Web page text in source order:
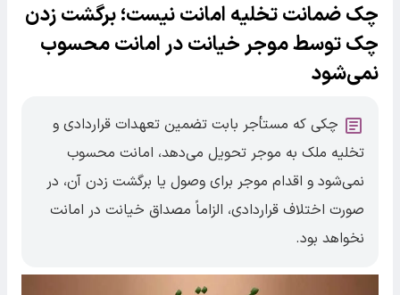
چک ضمانت تخلیه امانت نیست؛ برگشت زدن
چک توسط موجر خیانت در امانت محسوب
نمی‌شود
چکی که مستأجر بابت تضمین تعهدات قراردادی و
تخلیه ملک به موجر تحویل می‌دهد، امانت محسوب
نمی‌شود و اقدام موجر برای وصول یا برگشت زدن آن، در
صورت اختلاف قراردادی، الزاماً مصداق خیانت در امانت
نخواهد بود.